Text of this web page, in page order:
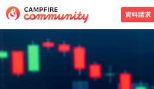
資料請求